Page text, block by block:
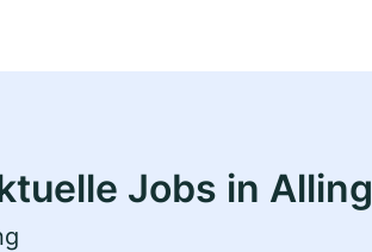
Jobs in Alling